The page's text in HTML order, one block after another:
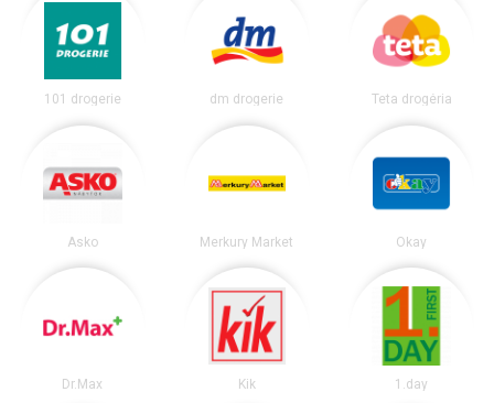
101 drogerie dm drogerie Teta drogéria
Asko Merkury Market Okay
Dr.Max Kik 1.day